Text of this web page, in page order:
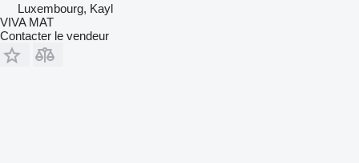
Luxembourg, Kayl
VIVA MAT
Contacter le vendeur